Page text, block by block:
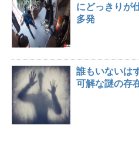
にどっきりが
多発
誰もいないは
可解な謎の存